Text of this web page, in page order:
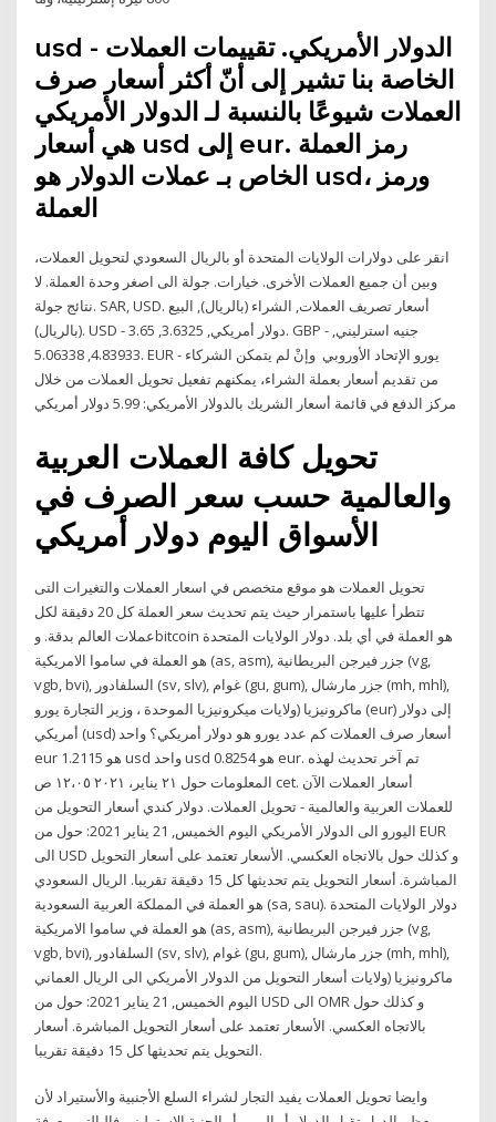
usd - الدولار الأمريكي. تقييمات العملات
الخاصة بنا تشير إلى أنّ أكثر أسعار صرف
العملات شيوعًا بالنسبة لـ الدولار الأمريكي
هي أسعار usd إلى eur. رمز العملة
الخاص بـ عملات الدولار هو usd، ورمز
العملة
انقر على دولارات الولايات المتحدة أو بالريال السعودي لتحويل العملات،
وبين أن جميع العملات الأخرى. خيارات. جولة الى اصغر وحدة العملة. لا
نتائج جولة. SAR, USD. أسعار تصريف العملات, الشراء (بالريال), البيع
(بالريال). USD - دولار أمريكي, 3.6325, 3.65. GBP - جنيه استرليني,
4.83933, 5.06338. EUR - يورو الإتحاد الأوروبي وإنْ لم يتمكن الشركاء
من تقديم أسعار بعملة الشراء، يمكنهم تفعيل تحويل العملات من خلال
مركز الدفع في قائمة أسعار الشريك بالدولار الأمريكي: 5.99 دولار أمريكي
تحويل كافة العملات العربية
والعالمية حسب سعر الصرف في
الأسواق اليوم دولار أمريكي
تحويل العملات هو موقع متخصص في اسعار العملات والتغيرات التى
تتطرأ عليها باستمرار حيث يتم تحديث سعر العملة كل 20 دقيقة لكل
عملات العالم بدقة. وbitcoin هو العملة في أي بلد. دولار الولايات المتحدة
هو العملة في ساموا الامريكية (as, asm), جزر فيرجن البريطانية (vg,
vgb, bvi), السلفادور (sv, slv), غوام (gu, gum), جزر مارشال (mh, mhl),
ماكرونيزيا (ولايات ميكرونيزيا الموحدة ، وزير التجارة يورو (eur) إلى دولار
أمريكي (usd) أسعار صرف العملات كم عدد يورو هو دولار أمريكي؟ واحد
eur هو 1.2115 usd واحد usd هو 0.8254 eur. تم آخر تحديث لهذه
المعلومات حول ٢١ يناير، ٢٠٢١ ١٢،٠٥ ص cet. أسعار العملات الآن
للعملات العربية والعالمية - تحويل العملات. دولار كندي أسعار التحويل من
اليورو الى الدولار الأمريكي اليوم الخميس, 21 يناير 2021: حول من EUR
الى USD و كذلك حول بالاتجاه العكسي. الأسعار تعتمد على أسعار التحويل
المباشرة. أسعار التحويل يتم تحديثها كل 15 دقيقة تقريبا. الريال السعودي
هو العملة في المملكة العربية السعودية (sa, sau). دولار الولايات المتحدة
هو العملة في ساموا الامريكية (as, asm), جزر فيرجن البريطانية (vg,
vgb, bvi), السلفادور (sv, slv), غوام (gu, gum), جزر مارشال (mh, mhl),
ماكرونيزيا (ولايات أسعار التحويل من الدولار الأمريكي الى الريال العماني
اليوم الخميس, 21 يناير 2021: حول من USD الى OMR و كذلك حول
بالاتجاه العكسي. الأسعار تعتمد على أسعار التحويل المباشرة. أسعار
التحويل يتم تحديثها كل 15 دقيقة تقريبا.
وايضا تحويل العملات يفيد التجار لشراء السلع الأجنبية والأستيراد لأن